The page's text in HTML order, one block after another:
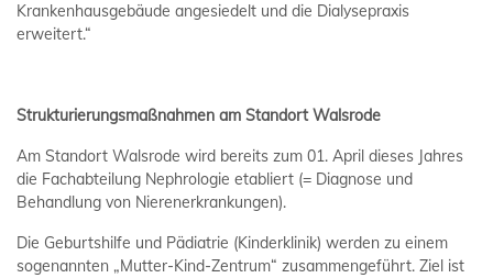
Krankenhausgebäude angesiedelt und die Dialysepraxis
erweitert.“
Strukturierungsmaßnahmen am Standort Walsrode
Am Standort Walsrode wird bereits zum 01. April dieses Jahres
die Fachabteilung Nephrologie etabliert (= Diagnose und
Behandlung von Nierenerkrankungen).
Die Geburtshilfe und Pädiatrie (Kinderklinik) werden zu einem
sogenannten „Mutter-Kind-Zentrum“ zusammengeführt. Ziel ist